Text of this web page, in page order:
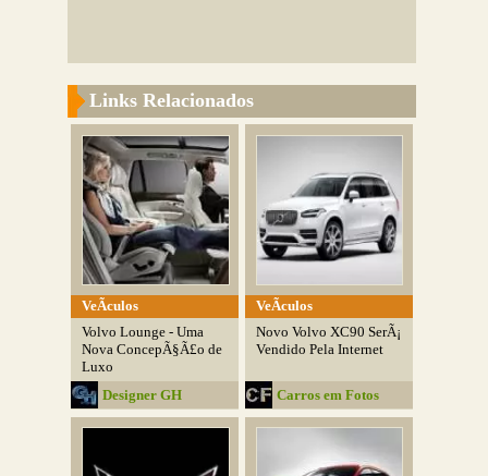
Links Relacionados
VeÃ­culos
Volvo Lounge - Uma
Nova ConcepÃ§Ã£o de
Luxo
Designer GH
VeÃ­culos
Novo Volvo XC90 SerÃ¡
Vendido Pela Internet
Carros em Fotos